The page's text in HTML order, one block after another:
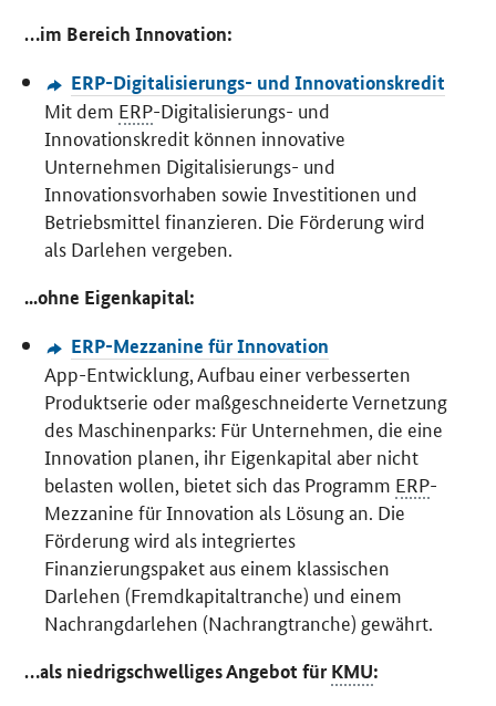
…im Bereich Innovation:
ERP-Digitalisierungs- und Innovationskredit
Mit dem ERP-Digitalisierungs- und
Innovationskredit können innovative
Unternehmen Digitalisierungs- und
Innovationsvorhaben sowie Investitionen und
Betriebsmittel finanzieren. Die Förderung wird
als Darlehen vergeben.
...ohne Eigenkapital:
ERP-Mezzanine für Innovation
App-Entwicklung, Aufbau einer verbesserten
Produktserie oder maßgeschneiderte Vernetzung
des Maschinenparks: Für Unternehmen, die eine
Innovation planen, ihr Eigenkapital aber nicht
belasten wollen, bietet sich das Programm ERP-
Mezzanine für Innovation als Lösung an. Die
Förderung wird als integriertes
Finanzierungspaket aus einem klassischen
Darlehen (Fremdkapitaltranche) und einem
Nachrangdarlehen (Nachrangtranche) gewährt.
…als niedrigschwelliges Angebot fürKMU: